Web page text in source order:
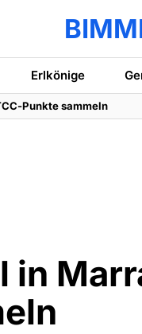
Erlkönige
Punkte sammeln
in